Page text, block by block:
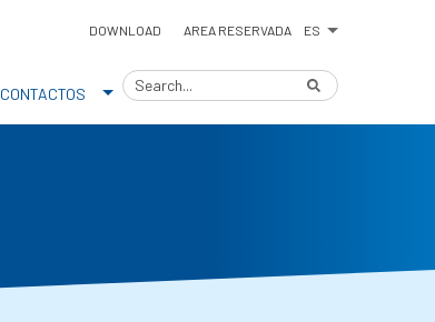
DOWNLOAD AREA RESERVADA ES
CONTACTOS